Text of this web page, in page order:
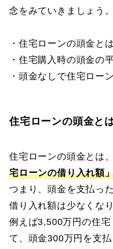
念をみていきましょう。
・住宅ローンの頭金と
・住宅購入時の頭金の
・頭金なしで住宅ロー
住宅ローンの頭金と
住宅ローンの頭金とは、
宅ローンの借り入れ額
つまり、頭金を支払っ
借り入れ額は少なくなり
例えば3,500万円の住
て、頭金300万円を支